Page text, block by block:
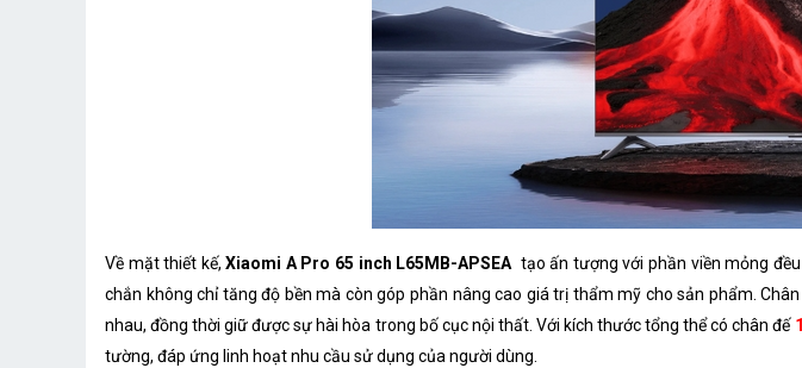
Về mặt thiết kế,Xiaomi A Pro 65 inch L65MB-APSEA tạo ấn tượng với phần viền mỏng
chắn không chỉ tăng độ bền mà còn góp phần nâng cao giá trị thẩm mỹ cho sản phẩm.
nhau, đồng thời giữ được sự hài hòa trong bố cục nội thất. Với kích thước tổng thể có chân đế
tường, đáp ứng linh hoạt nhu cầu sử dụng của người dùng.